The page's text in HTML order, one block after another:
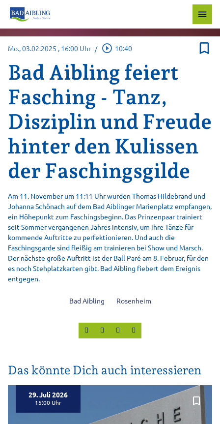
menu
Mo., 03.02.2025 , 16:00 Uhr / play_circle_outline 10:40 bookmark_border
Bad Aibling feiert
Fasching - Tanz,
Disziplin und Freude
hinter den Kulissen
der Faschingsgilde
Am 11. November um 11:11 Uhr wurden Thomas Hildebrand und
Johanna Schönach auf dem Bad Aiblinger Marienplatz empfangen,
ein Höhepunkt zum Faschingsbeginn. Das Prinzenpaar trainiert
seit Sommer vergangenen Jahres intensiv, um ihre Tänze für
kommende Auftritte zu perfektionieren. Und auch die
Faschingsgarde sind fleißig am trainieren bei Show und Marsch.
Der nächste große Auftritt ist der Ball Paré am 8. Februar, für den
es noch Stehplatzkarten gibt. Bad Aibling fiebert dem Ereignis
entgegen.
Bad Aibling Rosenheim
Das könnte Dich auch interessieren
bookmark_border
29. Juli 2026
15:00